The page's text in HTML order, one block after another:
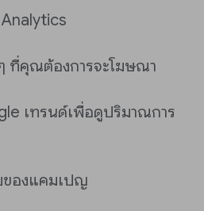
ที่คุณต้องการจะโฆษณา
เทรนด์เพื่อดูปริมาณการ
ของแคมเปญ